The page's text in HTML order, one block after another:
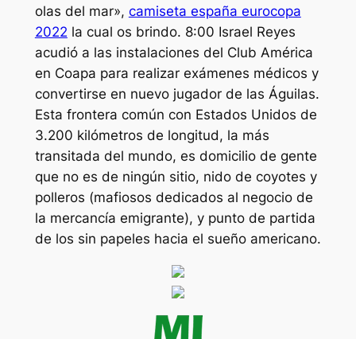
olas del mar», camiseta españa eurocopa
2022 la cual os brindo. 8:00 Israel Reyes
acudió a las instalaciones del Club América
en Coapa para realizar exámenes médicos y
convertirse en nuevo jugador de las Águilas.
Esta frontera común con Estados Unidos de
3.200 kilómetros de longitud, la más
transitada del mundo, es domicilio de gente
que no es de ningún sitio, nido de coyotes y
polleros (mafiosos dedicados al negocio de
la mercancía emigrante), y punto de partida
de los sin papeles hacia el sueño americano.